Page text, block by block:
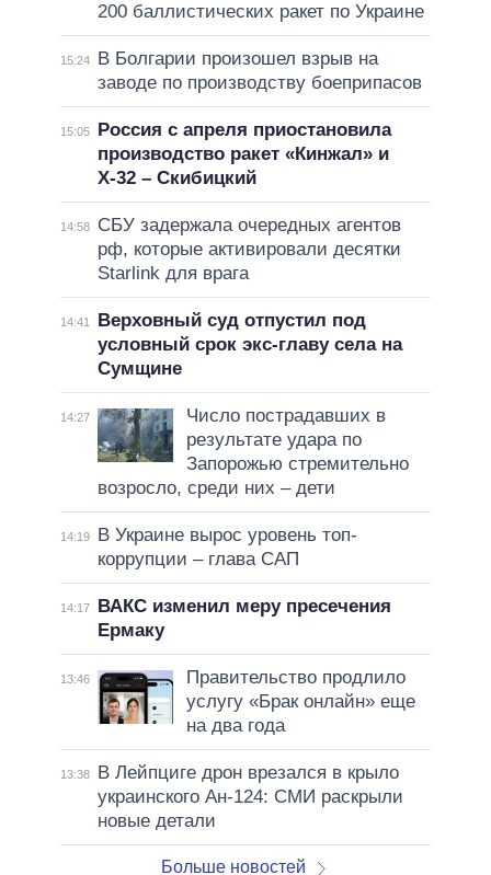
200 баллистических ракет по Украине
15:24
В Болгарии произошел взрыв на
заводе по производству боеприпасов
15:05
Россия с апреля приостановила
производство ракет «Кинжал» и
Х-32 – Скибицкий
14:58
СБУ задержала очередных агентов
рф, которые активировали десятки
Starlink для врага
14:41
Верховный суд отпустил под
условный срок экс-главу села на
Сумщине
14:27
Число пострадавших в
результате удара по
Запорожью стремительно
возросло, среди них – дети
14:19
В Украине вырос уровень топ-
коррупции – глава САП
14:17
ВАКС изменил меру пресечения
Ермаку
13:46
Правительство продлило
услугу «Брак онлайн» еще
на два года
13:38
В Лейпциге дрон врезался в крыло
украинского Ан-124: СМИ раскрыли
новые детали
Больше новостей